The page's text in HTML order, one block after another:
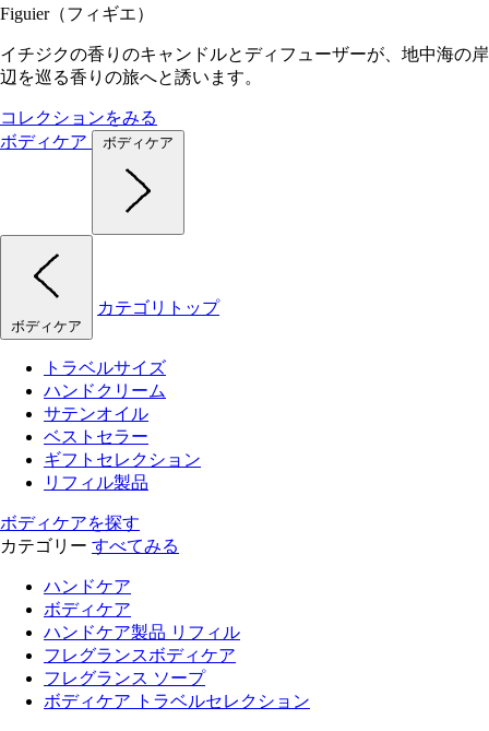
Figuier（フィギエ）
イチジクの香りのキャンドルとディフューザーが、地中海の岸
辺を巡る香りの旅へと誘います。
コレクションをみる
ボディケア
ボディケア
ボディケア
カテゴリトップ
トラベルサイズ
ハンドクリーム
サテンオイル
ベストセラー
ギフトセレクション
リフィル製品
ボディケアを探す
カテゴリー すべてみる
ハンドケア
ボディケア
ハンドケア製品 リフィル
フレグランスボディケア
フレグランス ソープ
ボディケア トラベルセレクション